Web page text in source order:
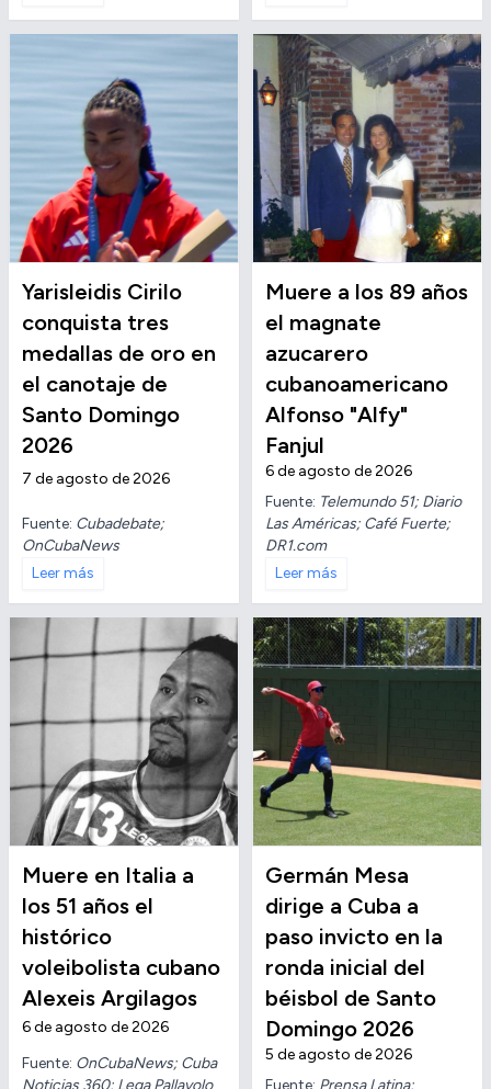
Yarisleidis Cirilo
conquista tres
medallas de oro en
el canotaje de
Santo Domingo
2026
7 de agosto de 2026
Fuente: Cubadebate;
OnCubaNews
Leer más
Muere a los 89 años
el magnate
azucarero
cubanoamericano
Alfonso "Alfy"
Fanjul
6 de agosto de 2026
Fuente: Telemundo 51; Diario
Las Américas; Café Fuerte;
DR1.com
Leer más
Muere en Italia a
los 51 años el
histórico
voleibolista cubano
Alexeis Argilagos
6 de agosto de 2026
Fuente: OnCubaNews; Cuba
Noticias 360; Lega Pallavolo
Germán Mesa
dirige a Cuba a
paso invicto en la
ronda inicial del
béisbol de Santo
Domingo 2026
5 de agosto de 2026
Fuente: Prensa Latina;